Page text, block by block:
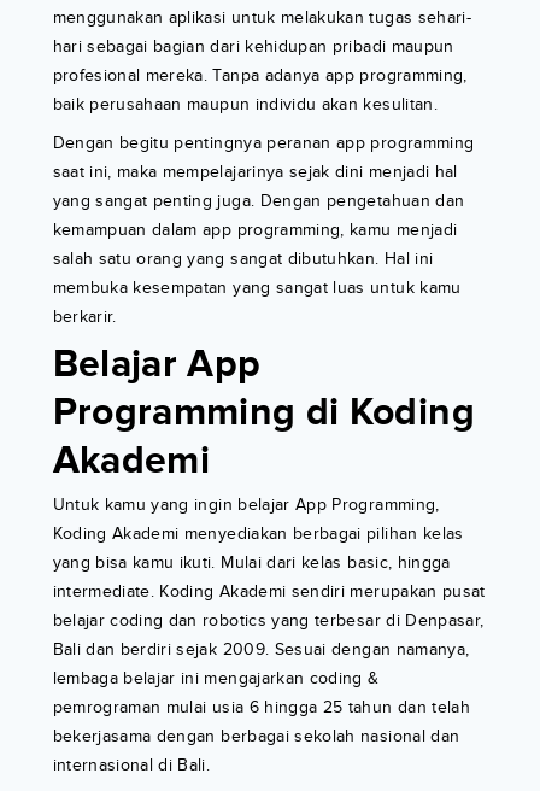
menggunakan aplikasi untuk melakukan tugas sehari-
hari sebagai bagian dari kehidupan pribadi maupun
profesional mereka. Tanpa adanya app programming,
baik perusahaan maupun individu akan kesulitan.
Dengan begitu pentingnya peranan app programming
saat ini, maka mempelajarinya sejak dini menjadi hal
yang sangat penting juga. Dengan pengetahuan dan
kemampuan dalam app programming, kamu menjadi
salah satu orang yang sangat dibutuhkan. Hal ini
membuka kesempatan yang sangat luas untuk kamu
berkarir.
Belajar App
Programming di Koding
Akademi
Untuk kamu yang ingin belajar App Programming,
Koding Akademi menyediakan berbagai pilihan kelas
yang bisa kamu ikuti. Mulai dari kelas basic, hingga
intermediate. Koding Akademi sendiri merupakan pusat
belajar coding dan robotics yang terbesar di Denpasar,
Bali dan berdiri sejak 2009. Sesuai dengan namanya,
lembaga belajar ini mengajarkan coding &
pemrograman mulai usia 6 hingga 25 tahun dan telah
bekerjasama dengan berbagai sekolah nasional dan
internasional di Bali.